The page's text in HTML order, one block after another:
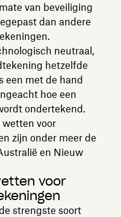
van beveiliging
dan andere
neutraal,
hetzelfde
een met de hand
hoe een
ondertekend.
voor
zijn onder meer de
en Nieuw
voor
strengste soort